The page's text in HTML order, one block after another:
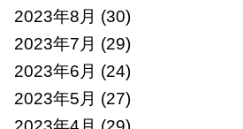
2023年8月 (30)
2023年7月 (29)
2023年6月 (24)
2023年5月 (27)